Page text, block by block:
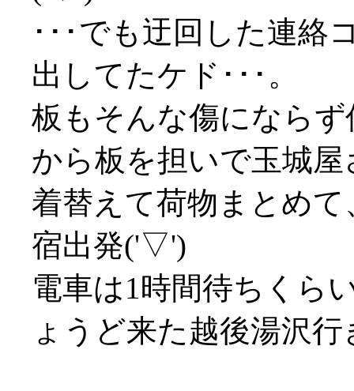
･･･でも迂回した連絡
出してたケド･･･。
板もそんな傷になら
から板を担いで玉城
着替えて荷物まとめ
宿出発('▽')
電車は1時間待ちくら
ょうど来た越後湯沢